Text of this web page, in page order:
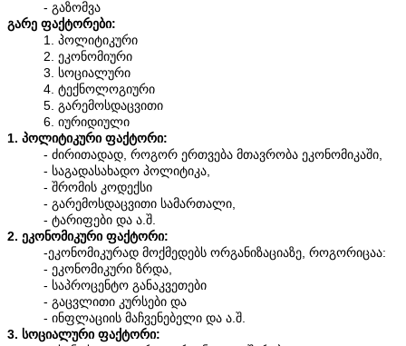
- გაზომვა
გარე ფაქტორები:
1. პოლიტიკური
2. ეკონომიური
3. სოციალური
4. ტექნოლოგიური
5. გარემოსდაცვითი
6. იურიდიული
1. პოლიტიკური ფაქტორი:
- ძირითადად, როგორ ერთვება მთავრობა ეკონომიკაში,
- საგადასახადო პოლიტიკა,
- შრომის კოდექსი
- გარემოსდაცვითი სამართალი,
- ტარიფები და ა.შ.
2. ეკონომიკური ფაქტორი:
-ეკონომიკურად მოქმედებს ორგანიზაციაზე, როგორიცაა:
- ეკონომიკური ზრდა,
- საპროცენტო განაკვეთები
- გაცვლითი კურსები და
- ინფლაციის მაჩვენებელი და ა.შ.
3. სოციალური ფაქტორი: